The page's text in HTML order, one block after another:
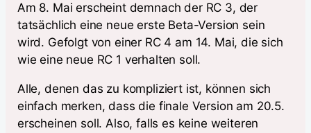
Am 8. Mai erscheint demnach der RC 3, der
tatsächlich eine neue erste Beta-Version sein
wird. Gefolgt von einer RC 4 am 14. Mai, die sich
wie eine neue RC 1 verhalten soll.
Alle, denen das zu kompliziert ist, können sich
einfach merken, dass die finale Version am 20.5.
erscheinen soll. Also, falls es keine weiteren